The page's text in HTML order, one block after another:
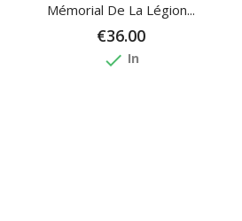
Mémorial De La Légion...
€36.00
done In